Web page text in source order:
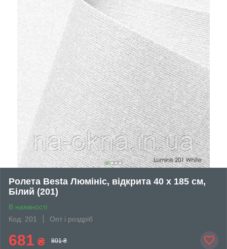
Ролета Besta Люмініс, відкрита 40 х 185 см,
Білий (201)
В наявності
Код: 201
Опт і роздріб
681 ₴ 801 ₴